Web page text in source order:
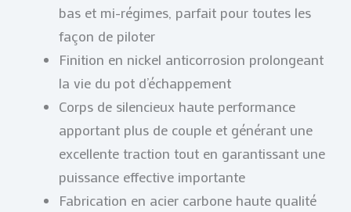
bas et mi-régimes, parfait pour toutes les
façon de piloter
Finition en nickel anticorrosion prolongeant
la vie du pot d’échappement
Corps de silencieux haute performance
apportant plus de couple et générant une
excellente traction tout en garantissant une
puissance effective importante
Fabrication en acier carbone haute qualité